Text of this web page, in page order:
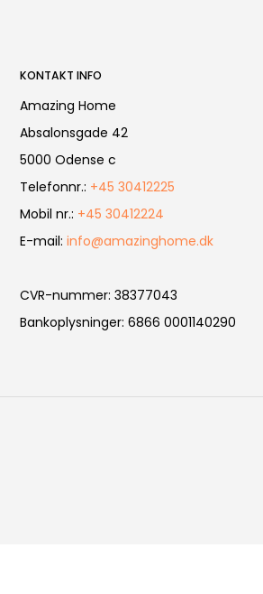
KONTAKT INFO
Amazing Home
Absalonsgade 42
5000 Odense c
Telefonnr.: +45 30412225
Mobil nr.: +45 30412224
E-mail: info@amazinghome.dk
CVR-nummer: 38377043
Bankoplysninger: 6866 0001140290